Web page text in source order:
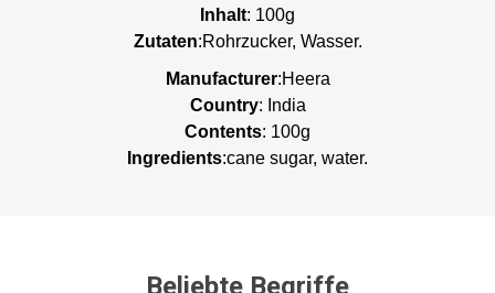
Inhalt: 100g
Zutaten:Rohrzucker, Wasser.
Manufacturer:Heera
Country: India
Contents: 100g
Ingredients:cane sugar, water.
Beliebte Begriffe